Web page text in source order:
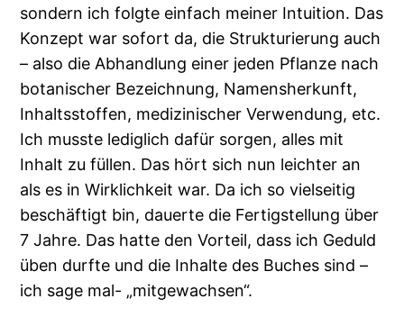
sondern ich folgte einfach meiner Intuition. Das
Konzept war sofort da, die Strukturierung auch
– also die Abhandlung einer jeden Pflanze nach
botanischer Bezeichnung, Namensherkunft,
Inhaltsstoffen, medizinischer Verwendung, etc.
Ich musste lediglich dafür sorgen, alles mit
Inhalt zu füllen. Das hört sich nun leichter an
als es in Wirklichkeit war. Da ich so vielseitig
beschäftigt bin, dauerte die Fertigstellung über
7 Jahre. Das hatte den Vorteil, dass ich Geduld
üben durfte und die Inhalte des Buches sind –
ich sage mal- „mitgewachsen“.